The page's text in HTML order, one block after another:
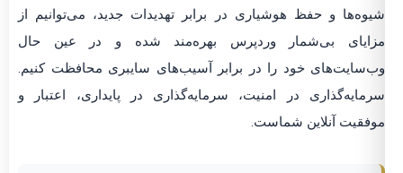
شیوه‌ها و حفظ هوشیاری در برابر تهدیدات جدید، می‌توانیم از
مزایای بی‌شمار وردپرس بهره‌مند شده و در عین حال
وب‌سایت‌های خود را در برابر آسیب‌های سایبری محافظت کنیم.
سرمایه‌گذاری در امنیت، سرمایه‌گذاری در پایداری، اعتبار و
موفقیت آنلاین شماست.